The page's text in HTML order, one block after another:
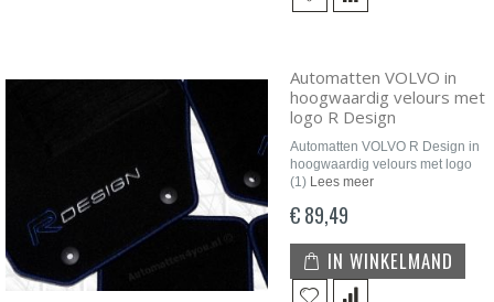
Automatten VOLVO in
hoogwaardig velours met
logo R Design
Automatten VOLVO R Design in
hoogwaardig velours met logo
(1) Lees meer
€ 89,49
IN WINKELMAND